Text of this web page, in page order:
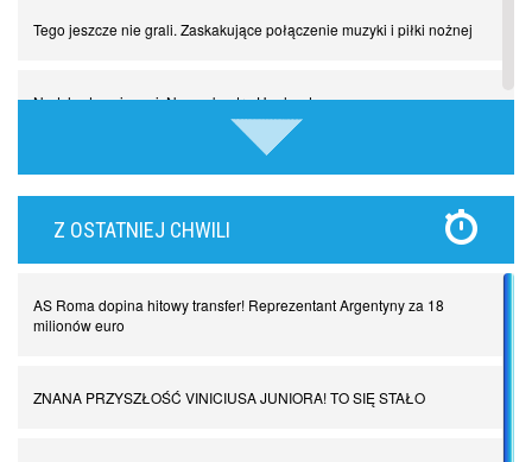
Tego jeszcze nie grali. Zaskakujące połączenie muzyki i piłki nożnej
Nadchodzą giganci. Nunez kontra Haaland
Lewandowski kontra Bayern. Czy wilk będzie syty, a owca cała?
Piłkarz z numerem 47. Phil Foden i inne przypadki
Spadkowicze z Serie A. Komu powiemy ciao?
Z OSTATNIEJ CHWILI
AS Roma dopina hitowy transfer! Reprezentant Argentyny za 18
milionów euro
ZNANA PRZYSZŁOŚĆ VINICIUSA JUNIORA! TO SIĘ STAŁO